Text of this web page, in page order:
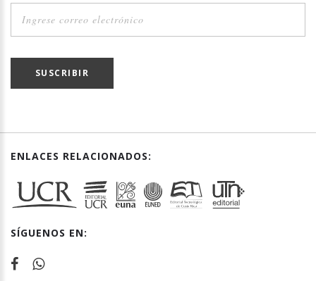
SUSCRIBIR
ENLACES RELACIONADOS:
SÍGUENOS EN: